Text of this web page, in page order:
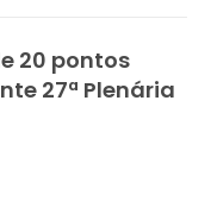
20 pontos
27ª Plenária